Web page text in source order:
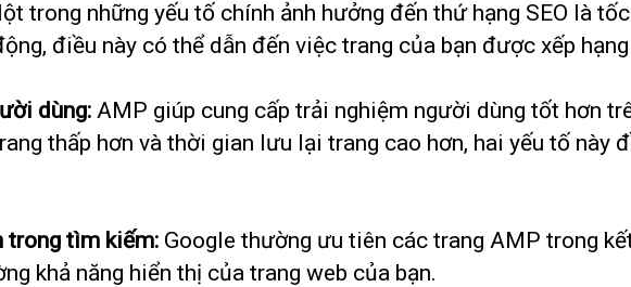
trong những yếu tố chính ảnh hưởng đến thứ hạng SEO là
điều này có thể dẫn đến việc trang của bạn được xếp
dùng: AMP giúp cung cấp trải nghiệm người dùng tốt hơn
thấp hơn và thời gian lưu lại trang cao hơn, hai yếu tố này
trong tìm kiếm: Google thường ưu tiên các trang AMP trong
khả năng hiển thị của trang web của bạn.